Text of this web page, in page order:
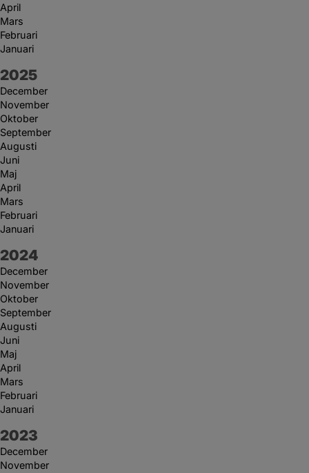
April
Mars
Februari
Januari
År:
2025
December
November
Oktober
September
Augusti
Juni
Maj
April
Mars
Februari
Januari
År:
2024
December
November
Oktober
September
Augusti
Juni
Maj
April
Mars
Februari
Januari
År:
2023
December
November